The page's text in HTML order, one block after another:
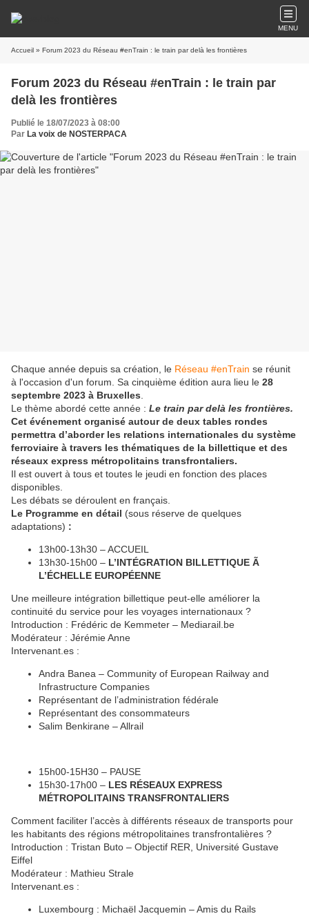
MENU
Accueil » Forum 2023 du Réseau #enTrain : le train par delà les frontières
Forum 2023 du Réseau #enTrain : le train par
delà les frontières
Publié le 18/07/2023 à 08:00
Par La voix de NOSTERPACA
Chaque année depuis sa création, le Réseau #enTrain se réunit
à l'occasion d'un forum. Sa cinquième édition aura lieu le 28
septembre 2023 à Bruxelles
Le thème abordé cette année : Le train par delà les frontières.
Cet événement organisé autour de deux tables rondes
permettra d’aborder les relations internationales du système
ferroviaire à travers les thématiques de la billettique et des
réseaux express métropolitains transfrontaliers.
Il est ouvert à tous et toutes le jeudi en fonction des places
disponibles.
Les débats se déroulent en français.
Le Programme en détail (sous réserve de quelques
adaptations) :
13h00-13h30 – ACCUEIL
13h30-15h00 – L’INTÉGRATION BILLETTIQUE Ã
L’ÉCHELLE EUROPÉENNE
Une meilleure intégration billettique peut-elle améliorer la
continuité du service pour les voyages internationaux ?
Introduction : Frédéric de Kemmeter – Mediarail.be
Modérateur : Jérémie Anne
Intervenant.es :
Andra Banea – Community of European Railway and
Infrastructure Companies
Représentant de l’administration fédérale
Représentant des consommateurs
Salim Benkirane – Allrail
15h00-15H30 – PAUSE
15h30-17h00 – LES RÉSEAUX EXPRESS
MÉTROPOLITAINS TRANSFRONTALIERS
Comment faciliter l’accès à différents réseaux de transports pour
les habitants des régions métropolitaines transfrontalières ?
Introduction : Tristan Buto – Objectif RER, Université Gustave
Eiffel
Modérateur : Mathieu Strale
Intervenant.es :
Luxembourg : Michaël Jacquemin – Amis du Rails